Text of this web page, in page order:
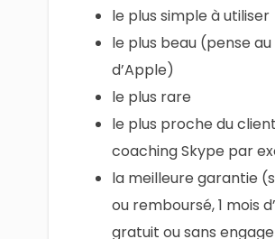
le plus simple à utiliser
le plus beau (pense
d’Apple)
le plus rare
le plus proche du
coaching Skype par
la meilleure garantie
ou remboursé, 1 mois
gratuit ou sans